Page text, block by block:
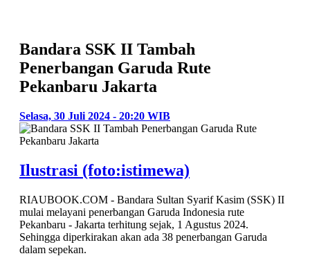
Bandara SSK II Tambah
Penerbangan Garuda Rute
Pekanbaru Jakarta
Selasa, 30 Juli 2024 - 20:20 WIB
Ilustrasi (foto:istimewa)
RIAUBOOK.COM - Bandara Sultan Syarif Kasim (SSK) II
mulai melayani penerbangan Garuda Indonesia rute
Pekanbaru - Jakarta terhitung sejak, 1 Agustus 2024.
Sehingga diperkirakan akan ada 38 penerbangan Garuda
dalam sepekan.